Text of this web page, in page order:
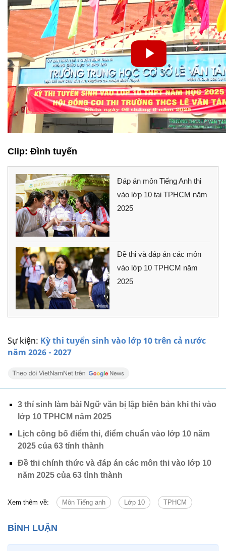
Sự kiện: Kỳ thi tuyển sinh vào lớp 10 trên cả nước
năm 2026 - 2027
Clip: Đình tuyến
Đáp án môn Tiếng Anh thi
vào lớp 10 tại TPHCM năm
2025
Đề thi và đáp án các môn
vào lớp 10 TPHCM năm
2025
3 thí sinh làm bài Ngữ văn bị lập biên bản khi thi vào
lớp 10 TPHCM năm 2025
Lịch công bố điểm thi, điểm chuẩn vào lớp 10 năm
2025 của 63 tỉnh thành
Đề thi chính thức và đáp án các môn thi vào lớp 10
năm 2025 của 63 tỉnh thành
Xem thêm về: Môn Tiếng anh Lớp 10 TPHCM